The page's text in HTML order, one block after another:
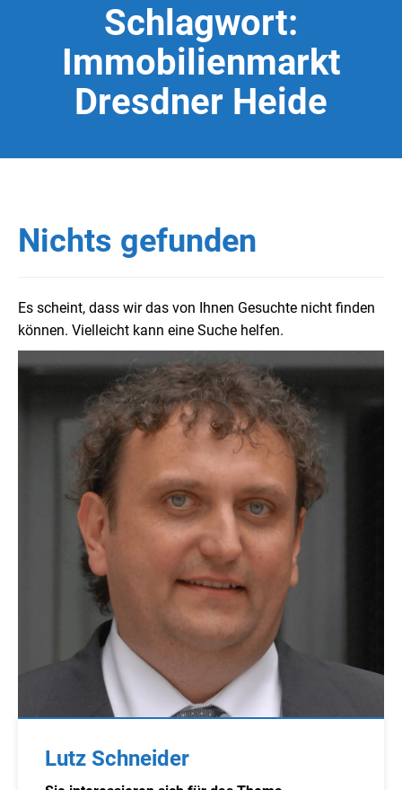
Schlagwort:
Immobilienmarkt
Dresdner Heide
Nichts gefunden
Es scheint, dass wir das von Ihnen Gesuchte nicht finden
können. Vielleicht kann eine Suche helfen.
Lutz Schneider